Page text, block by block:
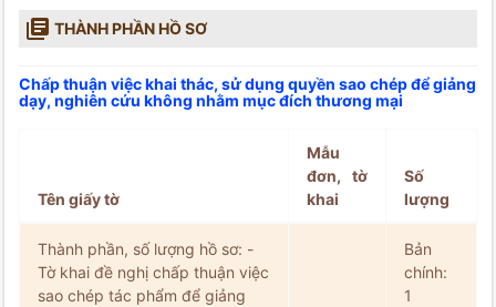
 THÀNH PHẦN HỒ SƠ
Chấp thuận việc khai thác, sử dụng quyền sao chép để giảng
dạy, nghiên cứu không nhằm mục đích thương mại
Tên giấy tờ
Mẫu
đơn, tờ
khai
Số
lượng
Thành phần, số lượng hồ sơ: -
Tờ khai đề nghị chấp thuận việc
sao chép tác phẩm để giảng
Bản
chính:
1